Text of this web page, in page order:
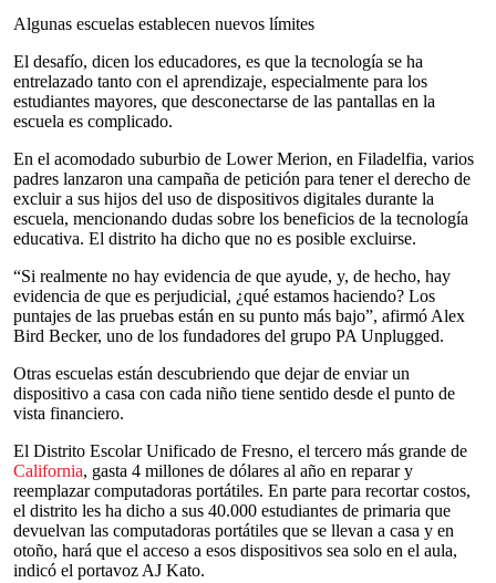
Algunas escuelas establecen nuevos límites
El desafío, dicen los educadores, es que la tecnología se ha
entrelazado tanto con el aprendizaje, especialmente para los
estudiantes mayores, que desconectarse de las pantallas en la
escuela es complicado.
En el acomodado suburbio de Lower Merion, en Filadelfia, varios
padres lanzaron una campaña de petición para tener el derecho de
excluir a sus hijos del uso de dispositivos digitales durante la
escuela, mencionando dudas sobre los beneficios de la tecnología
educativa. El distrito ha dicho que no es posible excluirse.
“Si realmente no hay evidencia de que ayude, y, de hecho, hay
evidencia de que es perjudicial, ¿qué estamos haciendo? Los
puntajes de las pruebas están en su punto más bajo”, afirmó Alex
Bird Becker, uno de los fundadores del grupo PA Unplugged.
Otras escuelas están descubriendo que dejar de enviar un
dispositivo a casa con cada niño tiene sentido desde el punto de
vista financiero.
El Distrito Escolar Unificado de Fresno, el tercero más grande de
California, gasta 4 millones de dólares al año en reparar y
reemplazar computadoras portátiles. En parte para recortar costos,
el distrito les ha dicho a sus 40.000 estudiantes de primaria que
devuelvan las computadoras portátiles que se llevan a casa y en
otoño, hará que el acceso a esos dispositivos sea solo en el aula,
indicó el portavoz AJ Kato.